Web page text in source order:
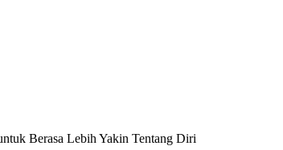
Berasa Lebih Yakin Tentang Diri